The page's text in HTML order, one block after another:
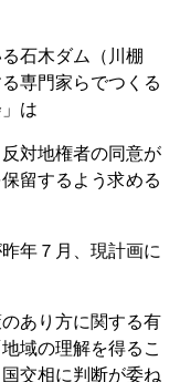
石木ダム（川棚
専門家らでつくる
は
対地権者の同意が
留するよう求める
年７月、現計画に
あり方に関する有
域の理解を得るこ
交相に判断が委ね